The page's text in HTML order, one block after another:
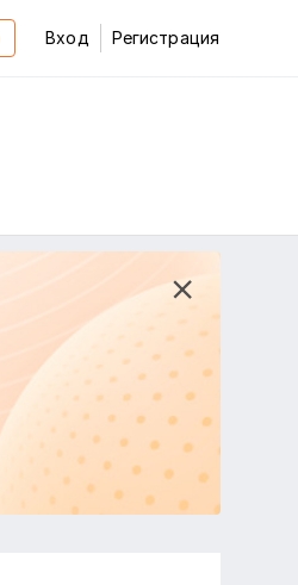
Вход Регистрация